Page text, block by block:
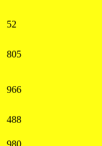
52
805
966
488
980